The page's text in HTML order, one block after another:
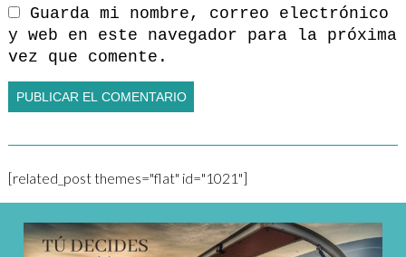
Guarda mi nombre, correo electrónico
y web en este navegador para la próxima
vez que comente.
[related_post themes="flat" id="1021"]